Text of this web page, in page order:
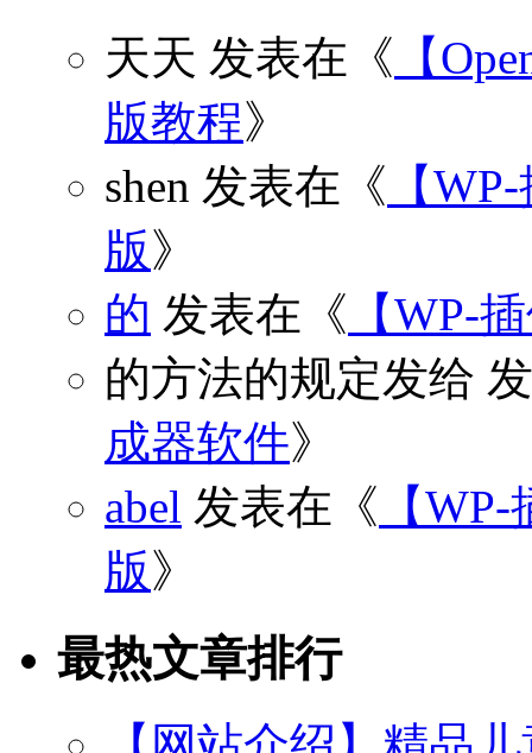
天天 发表在《 【
版教程》
shen 发表在《 【
版》
的 发表在《 【WP-
的方法的规定发给
成器软件》
abel 发表在《 【
版》
最热文章排行